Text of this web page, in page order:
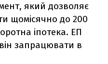
який дозволяє
щомісячно до 200
іпотека. ЕП
запрацювати в